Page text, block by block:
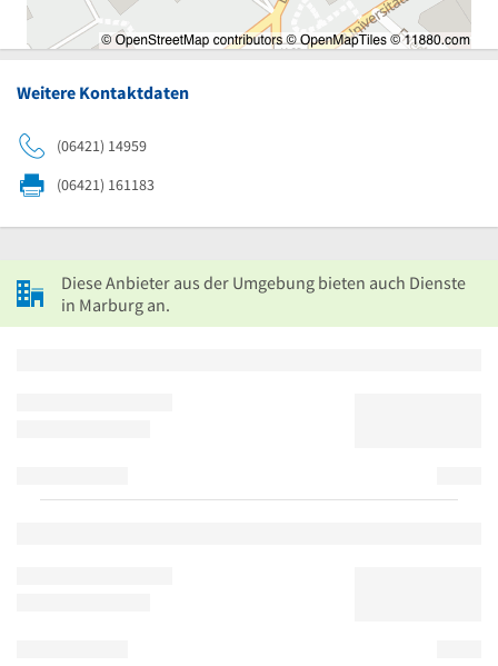
Weitere Kontaktdaten
(06421) 14959
(06421) 161183
Diese Anbieter aus der Umgebung bieten auch Dienste
in Marburg an.